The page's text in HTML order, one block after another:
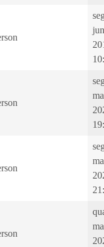
jun